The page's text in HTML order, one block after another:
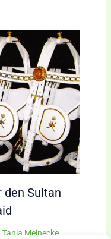
den Sultan
Tanja Meinecke